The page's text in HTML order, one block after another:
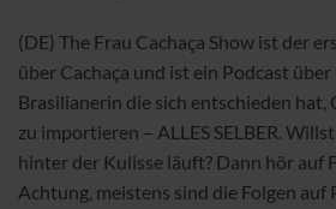
(DE) The Frau Cachaça Show ist der
über Cachaça und ist ein Podcast über
Brasilianerin die sich entschieden hat,
zu importieren – ALLES SELBER.
hinter der Kulisse läuft? Dann hör auf
Achtung, meistens sind die Folgen auf